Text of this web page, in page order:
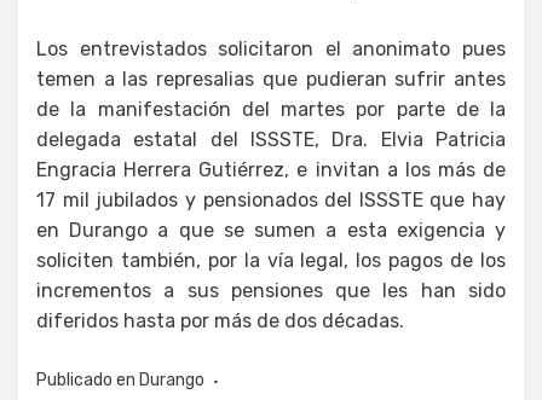
Los entrevistados solicitaron el anonimato pues
temen a las represalias que pudieran sufrir antes
de la manifestación del martes por parte de la
delegada estatal del ISSSTE, Dra. Elvia Patricia
Engracia Herrera Gutiérrez, e invitan a los más de
17 mil jubilados y pensionados del ISSSTE que hay
en Durango a que se sumen a esta exigencia y
soliciten también, por la vía legal, los pagos de los
incrementos a sus pensiones que les han sido
diferidos hasta por más de dos décadas.
Publicado en Durango